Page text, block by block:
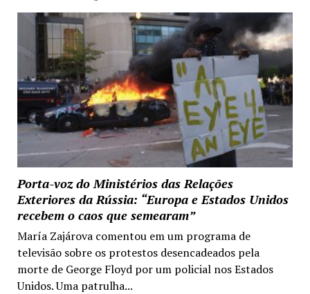
Porta-voz do Ministérios das Relações
Exteriores da Rússia: “Europa e Estados Unidos
recebem o caos que semearam”
María Zajárova comentou em um programa de
televisão sobre os protestos desencadeados pela
morte de George Floyd por um policial nos Estados
Unidos. Uma patrulha...